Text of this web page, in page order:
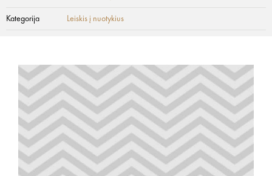
Kategorija Leiskis į nuotykius